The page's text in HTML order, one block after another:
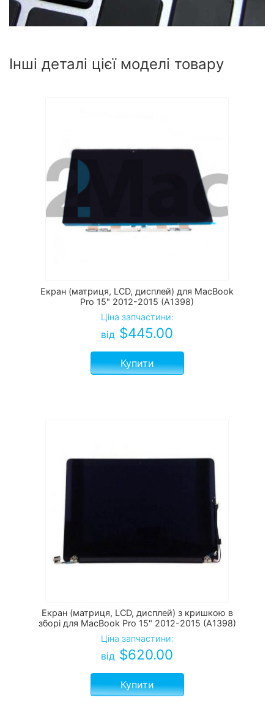
Інші деталі цієї моделі товару
Екран (матриця, LCD, дисплей) для MacBook
Pro 15" 2012-2015 (A1398)
Ціна запчастини:
від $445.00
Купити
Екран (матриця, LCD, дисплей) з кришкою в
зборі для MacBook Pro 15" 2012-2015 (A1398)
Ціна запчастини:
від $620.00
Купити